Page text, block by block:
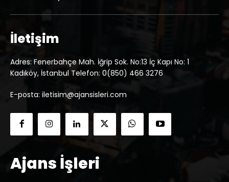
İletişim
Adres: Fenerbahçe Mah. İğrip Sok. No:13 İç Kapı No: 1
Kadıköy, İstanbul Telefon: 0(850) 466 3276
E-posta: iletisim@ajansisleri.com
Ajans İşleri